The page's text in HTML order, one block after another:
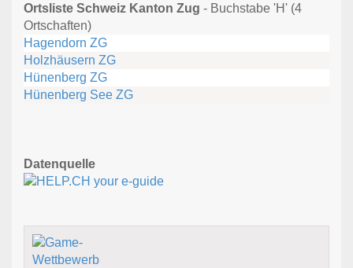
Ortsliste Schweiz Kanton Zug - Buchstabe 'H' (4
Ortschaften)
Hagendorn ZG
Holzhäusern ZG
Hünenberg ZG
Hünenberg See ZG
Datenquelle